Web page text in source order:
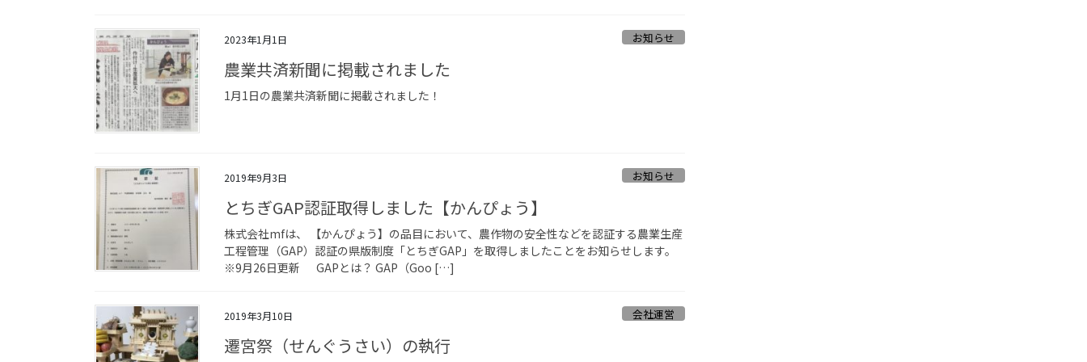
2023年1月1日 お知らせ
農業共済新聞に掲載されました
1月1日の農業共済新聞に掲載されました！
2019年9月3日 お知らせ
とちぎGAP認証取得しました【かんぴょう】
株式会社mfは、 【かんぴょう】の品目において、農作物の安全性などを認証する農業生産
工程管理（GAP）認証の県版制度「とちぎGAP」を取得しましたことをお知らせします。
※9月26日更新 GAPとは？ GAP（Goo […]
2019年3月10日 会社運営
遷宮祭（せんぐうさい）の執行